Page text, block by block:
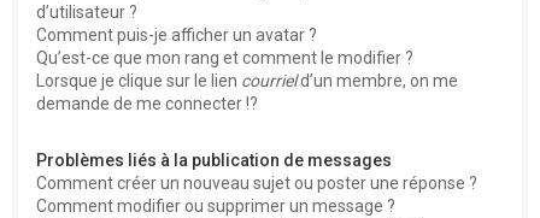
d’utilisateur ?
Comment puis-je afficher un avatar ?
Qu’est-ce que mon rang et comment le modifier ?
Lorsque je clique sur le lien courrield’un membre, on me
demande de me connecter !?
Problèmes liés à la publication de messages
Comment créer un nouveau sujet ou poster une réponse ?
Comment modifier ou supprimer un message ?